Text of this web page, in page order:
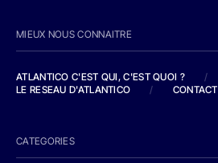
MIEUX NOUS CONNAITRE
ATLANTICO C'EST QUI, C'EST QUOI ?
/
LE RESEAU D'ATLANTICO
/ CONTACT
CATEGORIES